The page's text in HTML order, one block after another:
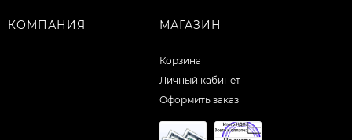
КОМПАНИЯ МАГАЗИН
Корзина
Личный кабинет
Оформить заказ